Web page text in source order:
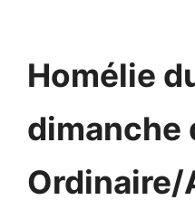
Homélie
dimanche
Ordinaire/